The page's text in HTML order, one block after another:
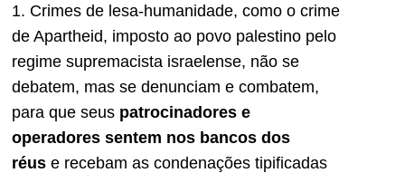
1. Crimes de lesa-humanidade, como o crime
de Apartheid, imposto ao povo palestino pelo
regime supremacista israelense, não se
debatem, mas se denunciam e combatem,
para que seus patrocinadores e
operadores sentem nos bancos dos
réus e recebam as condenações tipificadas